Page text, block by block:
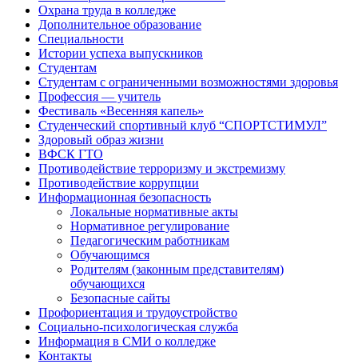
Охрана труда в колледже
Дополнительное образование
Специальности
Истории успеха выпускников
Студентам
Студентам с ограниченными возможностями здоровья
Профессия — учитель
Фестиваль «Весенняя капель»
Студенческий спортивный клуб “СПОРТСТИМУЛ”
Здоровый образ жизни
ВФСК ГТО
Противодействие терроризму и экстремизму
Противодействие коррупции
Информационная безопасность
Локальные нормативные акты
Нормативное регулирование
Педагогическим работникам
Обучающимся
Родителям (законным представителям)
обучающихся
Безопасные сайты
Профориентация и трудоустройство
Социально-психологическая служба
Информация в СМИ о колледже
Контакты